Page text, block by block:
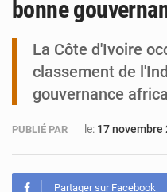
bonne
La Côte d'Ivoire
classement de
gouvernance
PUBLIÉ PAR le: 17 novembre
Partager sur Facebook